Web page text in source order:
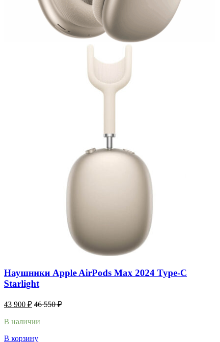
Наушники Apple AirPods Max 2024 Type-C
Starlight
43 900 ₽ 46 550₽
В наличии
В корзину